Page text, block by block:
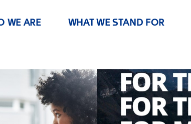
WE ARE WHAT WE STAND FOR